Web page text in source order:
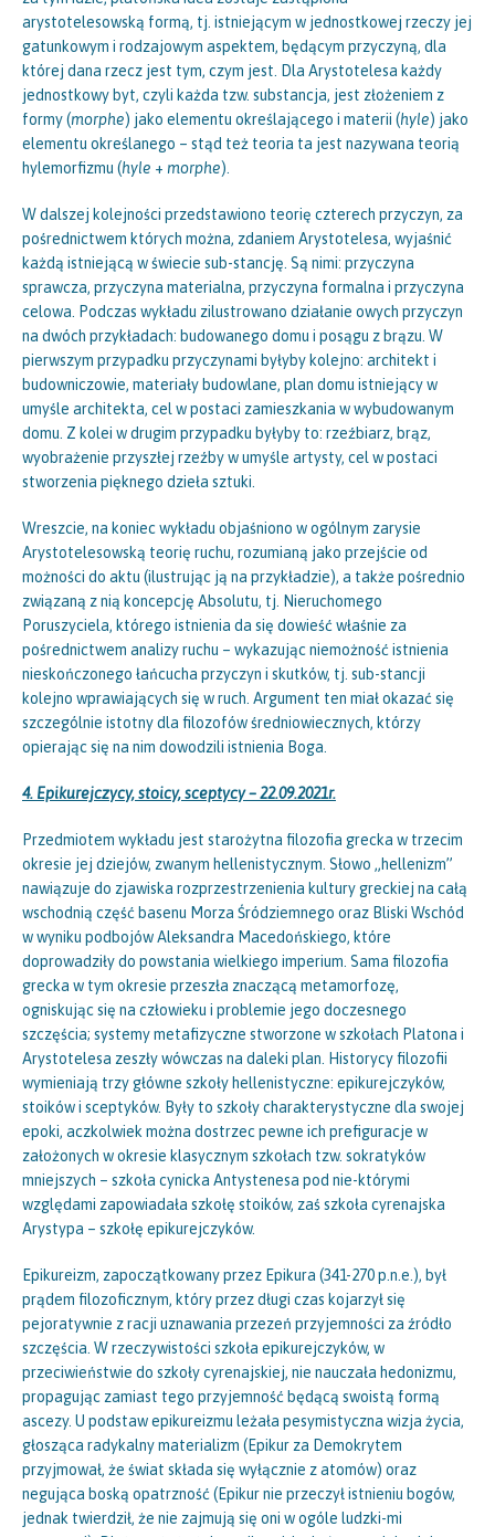
arystotelesowską formą, tj. istniejącym w jednostkowej rzeczy jej
gatunkowym i rodzajowym aspektem, będącym przyczyną, dla
której dana rzecz jest tym, czym jest. Dla Arystotelesa każdy
jednostkowy byt, czyli każda tzw. substancja, jest złożeniem z
formy (morphe) jako elementu określającego i materii (hyle) jako
elementu określanego – stąd też teoria ta jest nazywana teorią
hylemorfizmu (hyle + morphe).
W dalszej kolejności przedstawiono teorię czterech przyczyn, za
pośrednictwem których można, zdaniem Arystotelesa, wyjaśnić
każdą istniejącą w świecie sub-stancję. Są nimi: przyczyna
sprawcza, przyczyna materialna, przyczyna formalna i przyczyna
celowa. Podczas wykładu zilustrowano działanie owych przyczyn
na dwóch przykładach: budowanego domu i posągu z brązu. W
pierwszym przypadku przyczynami byłyby kolejno: architekt i
budowniczowie, materiały budowlane, plan domu istniejący w
umyśle architekta, cel w postaci zamieszkania w wybudowanym
domu. Z kolei w drugim przypadku byłyby to: rzeźbiarz, brąz,
wyobrażenie przyszłej rzeźby w umyśle artysty, cel w postaci
stworzenia pięknego dzieła sztuki.
Wreszcie, na koniec wykładu objaśniono w ogólnym zarysie
Arystotelesowską teorię ruchu, rozumianą jako przejście od
możności do aktu (ilustrując ją na przykładzie), a także pośrednio
związaną z nią koncepcję Absolutu, tj. Nieruchomego
Poruszyciela, którego istnienia da się dowieść właśnie za
pośrednictwem analizy ruchu – wykazując niemożność istnienia
nieskończonego łańcucha przyczyn i skutków, tj. sub-stancji
kolejno wprawiających się w ruch. Argument ten miał okazać się
szczególnie istotny dla filozofów średniowiecznych, którzy
opierając się na nim dowodzili istnienia Boga.
4. Epikurejczycy, stoicy, sceptycy – 22.09.2021r.
Przedmiotem wykładu jest starożytna filozofia grecka w trzecim
okresie jej dziejów, zwanym hellenistycznym. Słowo „hellenizm”
nawiązuje do zjawiska rozprzestrzenienia kultury greckiej na całą
wschodnią część basenu Morza Śródziemnego oraz Bliski Wschód
w wyniku podbojów Aleksandra Macedońskiego, które
doprowadziły do powstania wielkiego imperium. Sama filozofia
grecka w tym okresie przeszła znaczącą metamorfozę,
ogniskując się na człowieku i problemie jego doczesnego
szczęścia; systemy metafizyczne stworzone w szkołach Platona i
Arystotelesa zeszły wówczas na daleki plan. Historycy filozofii
wymieniają trzy główne szkoły hellenistyczne: epikurejczyków,
stoików i sceptyków. Były to szkoły charakterystyczne dla swojej
epoki, aczkolwiek można dostrzec pewne ich prefiguracje w
założonych w okresie klasycznym szkołach tzw. sokratyków
mniejszych – szkoła cynicka Antystenesa pod nie-którymi
względami zapowiadała szkołę stoików, zaś szkoła cyrenajska
Arystypa – szkołę epikurejczyków.
Epikureizm, zapoczątkowany przez Epikura (341-270 p.n.e.), był
prądem filozoficznym, który przez długi czas kojarzył się
pejoratywnie z racji uznawania przezeń przyjemności za źródło
szczęścia. W rzeczywistości szkoła epikurejczyków, w
przeciwieństwie do szkoły cyrenajskiej, nie nauczała hedonizmu,
propagując zamiast tego przyjemność będącą swoistą formą
ascezy. U podstaw epikureizmu leżała pesymistyczna wizja życia,
głosząca radykalny materializm (Epikur za Demokrytem
przyjmował, że świat składa się wyłącznie z atomów) oraz
negująca boską opatrzność (Epikur nie przeczył istnieniu bogów,
jednak twierdził, że nie zajmują się oni w ogóle ludzki-mi